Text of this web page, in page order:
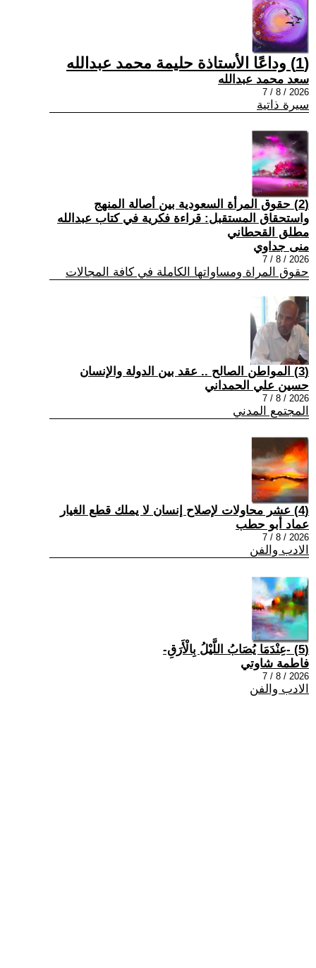
(1) وداعًا الأستاذة حليمة محمد عبدالله
سعد محمد عبدالله
2026 / 8 / 7
سيرة ذاتية
(2) حقوق المرأة السعودية بين أصالة المنهج
واستحقاق المستقبل: قراءة فكرية في كتاب عبدالله
مطلق القحطاني
منى جداوي
2026 / 8 / 7
حقوق المراة ومساواتها الكاملة في كافة المجالات
(3) المواطن الصالح .. عقد بين الدولة والإنسان
حسين علي الحمداني
2026 / 8 / 7
المجتمع المدني
(4) عشر محاولات لإصلاح إنسان لا يملك قطع الغيار
عماد أبو حطب
2026 / 8 / 7
الادب والفن
(5) -عِنْدَمَا يُصَابُ اللَّيْلُ بِالْأَرَقِ-
فاطمة شاوتي
2026 / 8 / 7
الادب والفن